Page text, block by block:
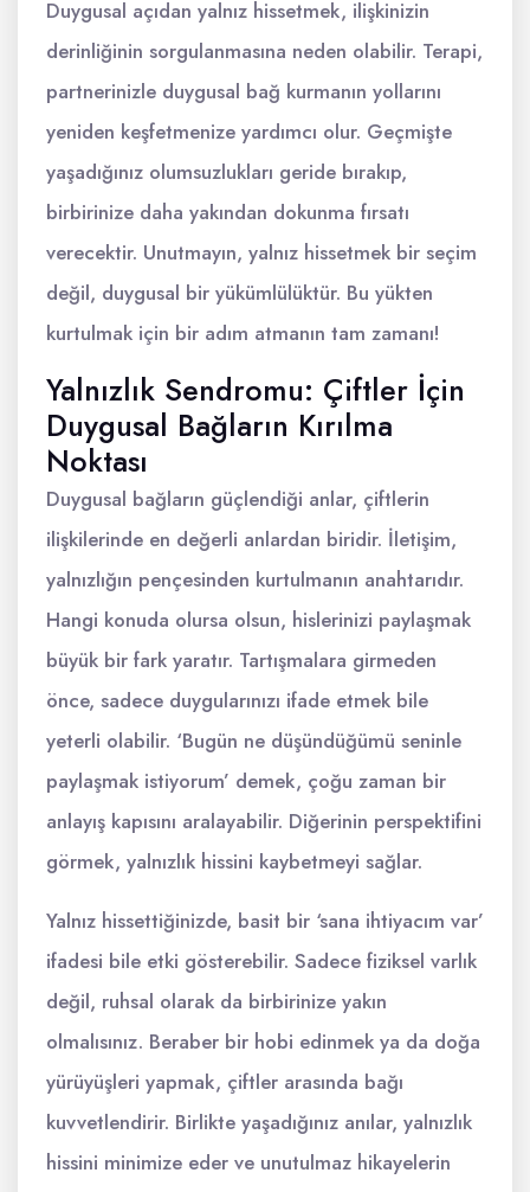
Duygusal açıdan yalnız hissetmek, ilişkinizin
derinliğinin sorgulanmasına neden olabilir. Terapi,
partnerinizle duygusal bağ kurmanın yollarını
yeniden keşfetmenize yardımcı olur. Geçmişte
yaşadığınız olumsuzlukları geride bırakıp,
birbirinize daha yakından dokunma fırsatı
verecektir. Unutmayın, yalnız hissetmek bir seçim
değil, duygusal bir yükümlülüktür. Bu yükten
kurtulmak için bir adım atmanın tam zamanı!
Yalnızlık Sendromu: Çiftler İçin
Duygusal Bağların Kırılma
Noktası
Duygusal bağların güçlendiği anlar, çiftlerin
ilişkilerinde en değerli anlardan biridir. İletişim,
yalnızlığın pençesinden kurtulmanın anahtarıdır.
Hangi konuda olursa olsun, hislerinizi paylaşmak
büyük bir fark yaratır. Tartışmalara girmeden
önce, sadece duygularınızı ifade etmek bile
yeterli olabilir. ‘Bugün ne düşündüğümü seninle
paylaşmak istiyorum’ demek, çoğu zaman bir
anlayış kapısını aralayabilir. Diğerinin perspektifini
görmek, yalnızlık hissini kaybetmeyi sağlar.
Yalnız hissettiğinizde, basit bir ‘sana ihtiyacım var’
ifadesi bile etki gösterebilir. Sadece fiziksel varlık
değil, ruhsal olarak da birbirinize yakın
olmalısınız. Beraber bir hobi edinmek ya da doğa
yürüyüşleri yapmak, çiftler arasında bağı
kuvvetlendirir. Birlikte yaşadığınız anılar, yalnızlık
hissini minimize eder ve unutulmaz hikayelerin